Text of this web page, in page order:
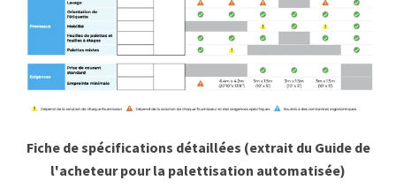
Fiche de spécifications détaillées (extrait du Guide de
l'acheteur pour la palettisation automatisée)